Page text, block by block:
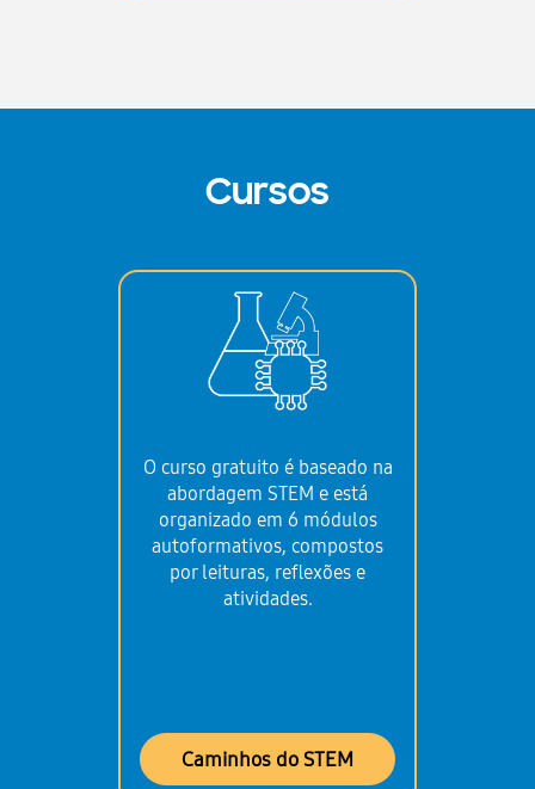
Cursos
O curso gratuito é baseado na
abordagem STEM e está
organizado em 6 módulos
autoformativos, compostos
por leituras, reflexões e
atividades.
Caminhos do STEM